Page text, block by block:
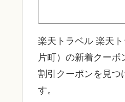
楽天トラベル 楽天
片町）の新着クーポ
割引クーポンを見つ
す。